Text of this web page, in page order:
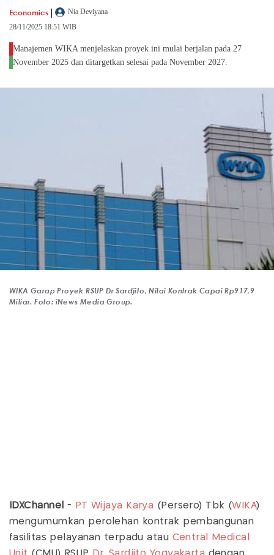
Economics |
Nia Deviyana
28/11/2025 18:51 WIB
Manajemen WIKA menjelaskan proyek ini mulai berjalan pada 27
November 2025 dan ditargetkan selesai pada November 2027.
WIKA Garap Proyek RSUP Dr Sardjito, Nilai Kontrak Capai Rp917,9
Miliar. Foto: iNews Media Group.
IDXChannel - PT Wijaya Karya (Persero) Tbk (WIKA)
mengumumkan perolehan kontrak pembangunan
fasilitas pelayanan terpadu atau Central Medical